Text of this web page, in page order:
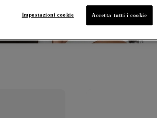
Impostazioni cookie Accetta tutti i cookie